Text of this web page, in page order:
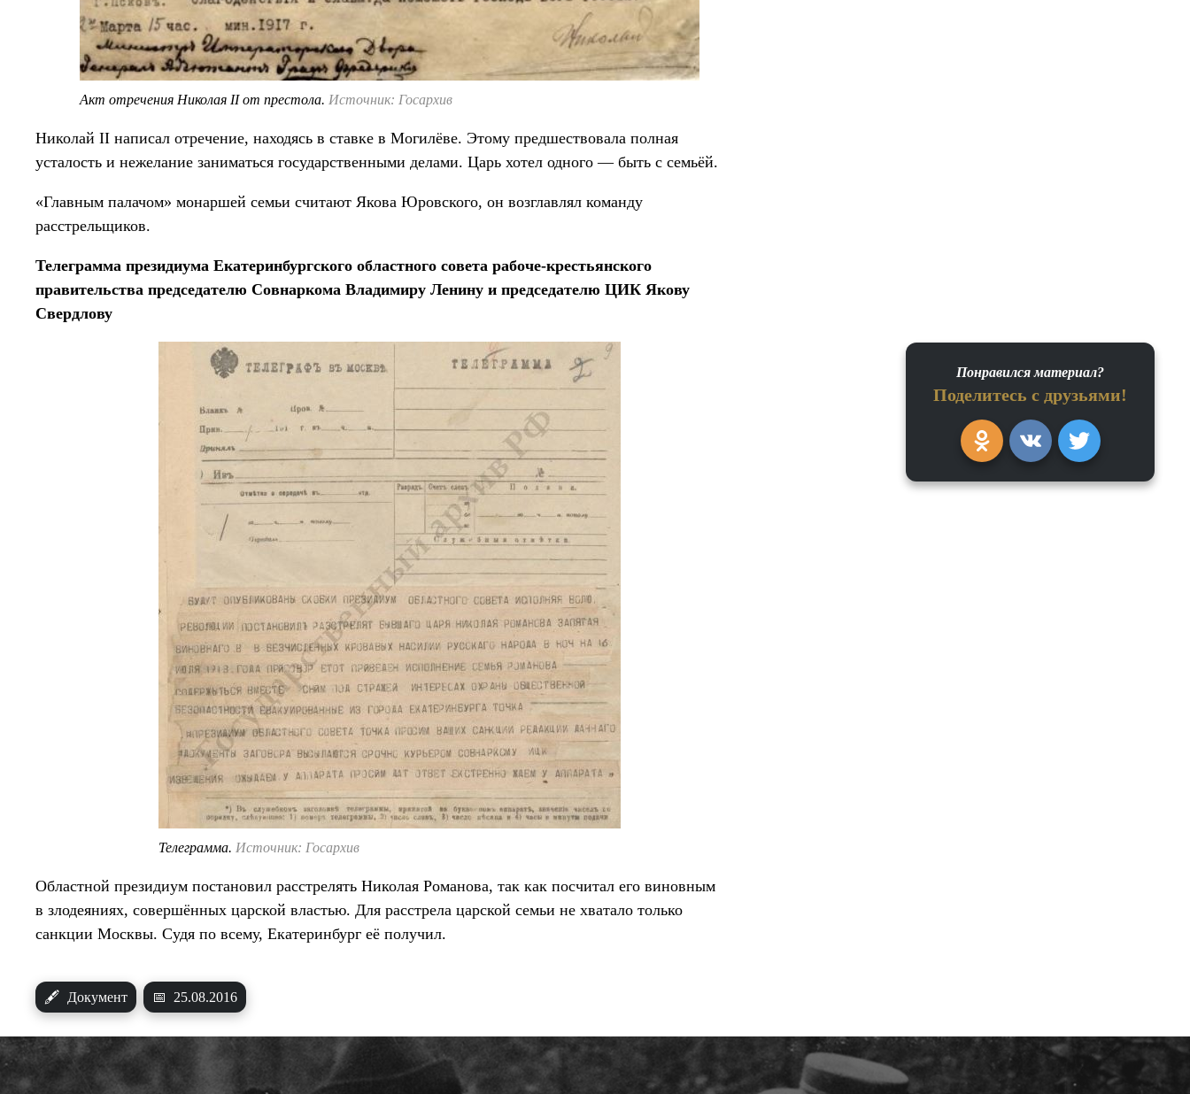
Акт отречения Николая II от престола. Источник: Госархив
Николай II написал отречение, находясь в ставке в Могилёве. Этому предшествовала полная
усталость и нежелание заниматься государственными делами. Царь хотел одного — быть с семьёй.
«Главным палачом» монаршей семьи считают Якова Юровского, он возглавлял команду
расстрельщиков.
Телеграмма президиума Екатеринбургского областного совета рабоче-крестьянского
правительства председателю Совнаркома Владимиру Ленину и председателю ЦИК Якову
Свердлову
Телеграмма. Источник: Госархив
Областной президиум постановил расстрелять Николая Романова, так как посчитал его виновным
в злодеяниях, совершённых царской властью. Для расстрела царской семьи не хватало только
санкции Москвы. Судя по всему, Екатеринбург её получил.
🖋 Документ 📅 25.08.2016
Понравился материал?
Поделитесь с друзьями!